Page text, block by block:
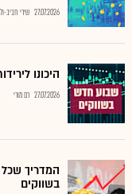
27.07.2026 שירי חביב-
היכונו
27.07.2026 רם מורי
בשווקים